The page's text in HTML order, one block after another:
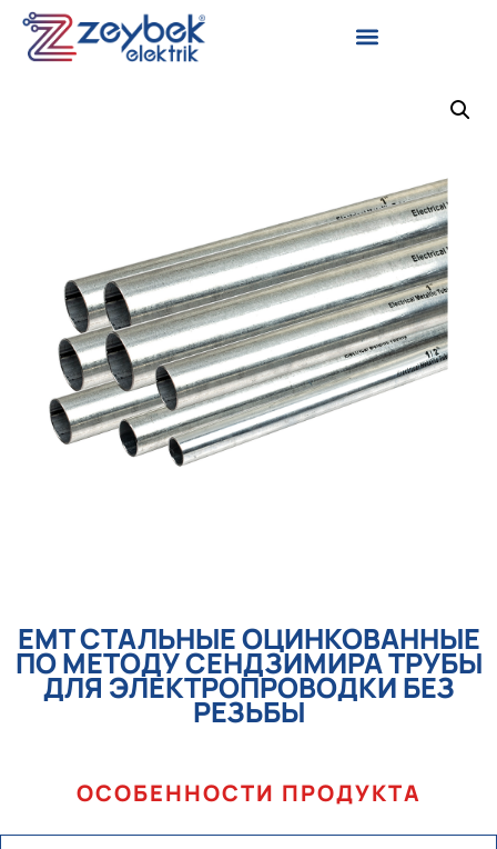
EMT СТАЛЬНЫЕ ОЦИНКОВАННЫЕ
ПО МЕТОДУ СЕНДЗИМИРА ТРУБЫ
ДЛЯ ЭЛЕКТРОПРОВОДКИ БЕЗ
РЕЗЬБЫ
ОСОБЕННОСТИ ПРОДУКТА